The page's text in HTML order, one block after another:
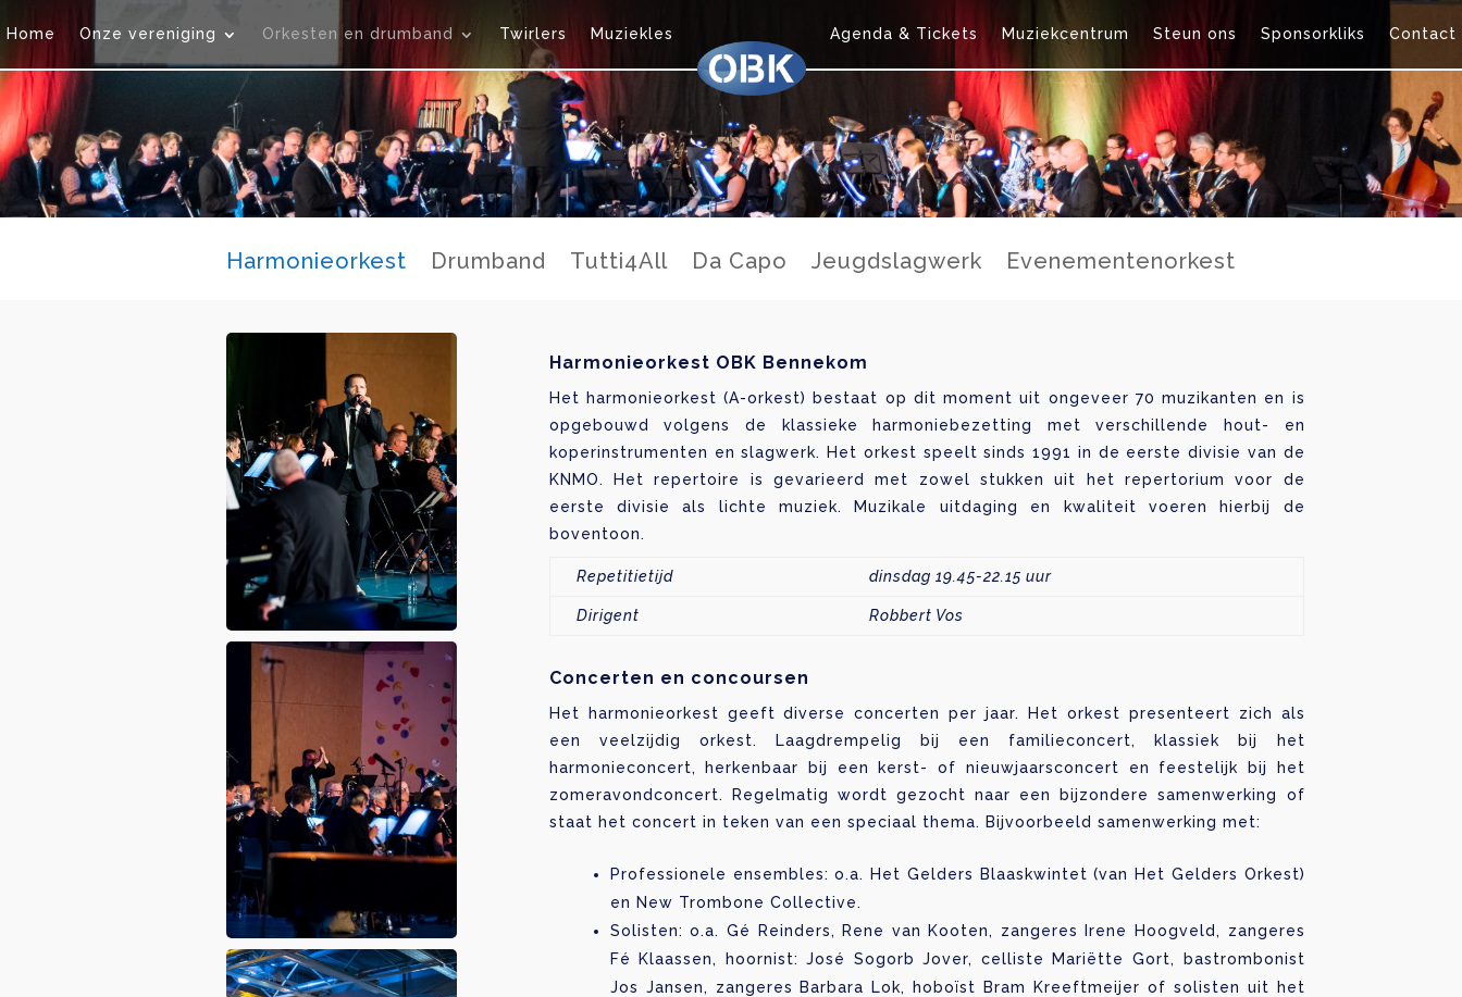
Home Onze vereniging Orkesten en drumband Twirlers Muziekles Agenda & Tickets Muziekcentrum Steun ons Sponsorkliks Contact
Harmonieorkest Drumband Tutti4All Da Capo Jeugdslagwerk Evenementenorkest
Harmonieorkest OBK Bennekom
Het harmonieorkest (A-orkest) bestaat op dit moment uit ongeveer 70 muzikanten en is
opgebouwd volgens de klassieke harmoniebezetting met verschillende hout- en
koperinstrumenten en slagwerk. Het orkest speelt sinds 1991 in de eerste divisie van de
KNMO. Het repertoire is gevarieerd met zowel stukken uit het repertorium voor de
eerste divisie als lichte muziek. Muzikale uitdaging en kwaliteit voeren hierbij de
boventoon.
Repetitietijd dinsdag 19.45-22.15 uur
Dirigent Robbert Vos
Concerten en concoursen
Het harmonieorkest geeft diverse concerten per jaar. Het orkest presenteert zich als
een veelzijdig orkest. Laagdrempelig bij een familieconcert, klassiek bij het
harmonieconcert, herkenbaar bij een kerst- of nieuwjaarsconcert en feestelijk bij het
zomeravondconcert. Regelmatig wordt gezocht naar een bijzondere samenwerking of
staat het concert in teken van een speciaal thema. Bijvoorbeeld samenwerking met:
Professionele ensembles: o.a. Het Gelders Blaaskwintet (van Het Gelders Orkest)
en New Trombone Collective.
Solisten: o.a. Gé Reinders, Rene van Kooten, zangeres Irene Hoogveld, zangeres
Fé Klaassen, hoornist: José Sogorb Jover, celliste Mariëtte Gort, bastrombonist
Jos Jansen, zangeres Barbara Lok, hoboïst Bram Kreeftmeijer of solisten uit het